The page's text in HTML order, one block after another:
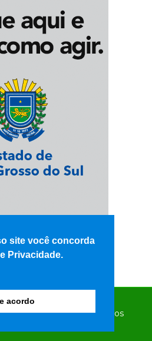
site você concorda
Privacidade.
acordo
Notícias - Todos os direitos